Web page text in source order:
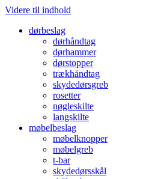
Videre til indhold
dørbeslag
dørhåndtag
dørhammer
dørstopper
trækhåndtag
skydedørsgreb
rosetter
nøgleskilte
langskilte
møbelbeslag
møbelknopper
møbelgreb
t-bar
skydedørsskål